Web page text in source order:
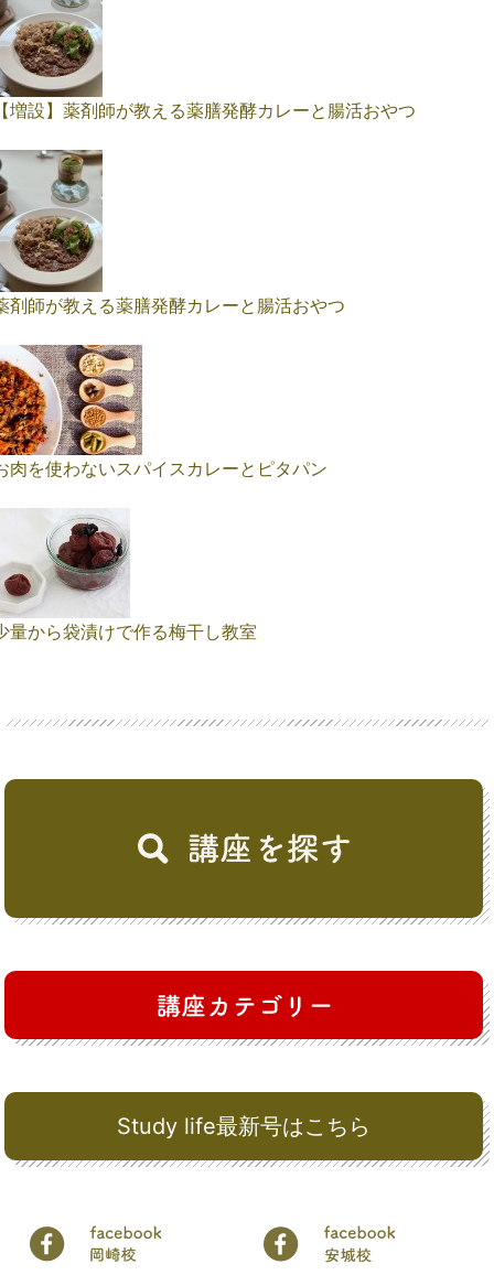
Study life最新号はこちら
増設】薬剤師が教える薬膳発酵カレーと腸活おやつ
剤師が教える薬膳発酵カレーと腸活おやつ
肉を使わないスパイスカレーとピタパン
量から袋漬けで作る梅干し教室